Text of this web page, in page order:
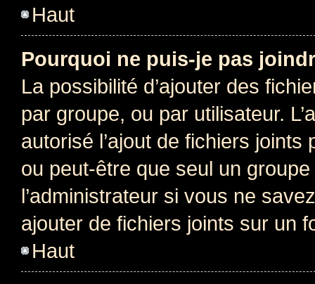
Haut
Pourquoi ne puis-je pas
La possibilité d’ajouter des
par groupe, ou par utilisateur.
autorisé l’ajout de fichiers
ou peut-être que seul un
l’administrateur si vous ne
ajouter de fichiers joints sur un
Haut